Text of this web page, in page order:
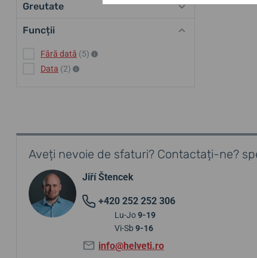
Greutate
Funcții
Fără dată (5)
Data (2)
Aveți nevoie de sfaturi? Contactați-ne?
Jiří Štencek
+420 252 252 306
Lu-Jo9-19
Vi-Sb 9-16
info@helveti.ro